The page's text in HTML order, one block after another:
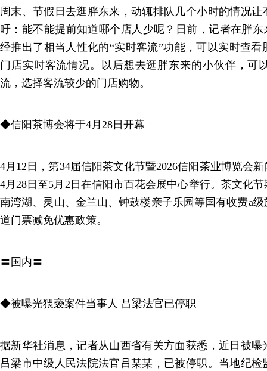
周末、节假日去逛胖东来，动辄排队几个小时的情况
吁：能不能提前知道哪个店人少呢？日前，记者在胖
经推出了相当人性化的“实时客流”功能，可以实时查看
门店实时客流情况。以后想去逛胖东来的小伙伴，可
流，选择客流较少的门店购物。
◆信阳茶博会将于4月28日开幕
4月12日，第34届信阳茶文化节暨2026信阳茶业博览会
4月28日至5月2日在信阳市百花会展中心举行。茶文化
南湾湖、灵山、金兰山、钟鼓楼亲子乐园等国有收费a
道门票减免优惠政策。
〓国内〓
◆被曝光猥亵案件当事人 吕梁法官已停职
据新华社消息，记者从山西省有关方面获悉，近日被
吕梁市中级人民法院法官吕某某，已被停职。当地纪